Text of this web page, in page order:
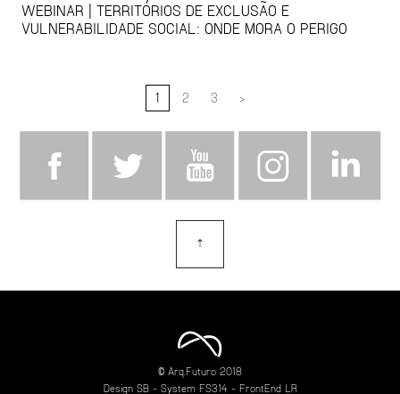
WEBINAR | TERRITÓRIOS DE EXCLUSÃO E
VULNERABILIDADE SOCIAL: ONDE MORA O PERIGO
1 2 3 >
⇡
© Arq.Futuro 2018
Design SB- System FS314 - FrontEnd LR